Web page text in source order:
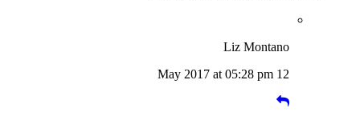
Liz Montano
12 May 2017 at 05:28 pm